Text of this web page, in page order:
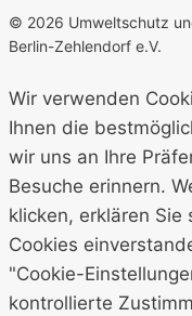
© 2026 Umweltschutz
Berlin-Zehlendorf e.V.
Wir verwenden
Ihnen die
wir uns an Ihre
Besuche erinnern.
klicken, erklären Sie
Cookies
"Cookie-
kontrollierte